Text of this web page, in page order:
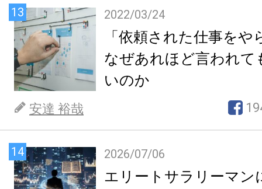
13 2022/03/24
「依頼された仕事を
なぜあれほど言われて
いのか
安達 裕哉
14 2026/07/06
エリートサラリーマン